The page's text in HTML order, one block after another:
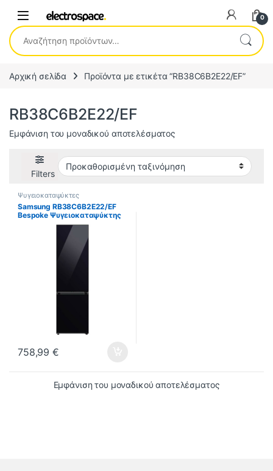
0
Αναζήτηση για:
Αρχική σελίδα Προϊόντα με ετικέτα “RB38C6B2E22/EF”
RB38C6B2E22/EF
Εμφάνιση του μοναδικού αποτελέσματος
Filters
Ψυγειοκαταψύκτες
Samsung RB38C6B2E22/EF
Bespoke Ψυγειοκαταψύκτης
390lt Total NoFrost
Υ203xΠ59.5xΒ65.8cm
Μαύρος ΕΩΣ 12 ΔΟΣΕΙΣ
758,99€
Εμφάνιση του μοναδικού αποτελέσματος